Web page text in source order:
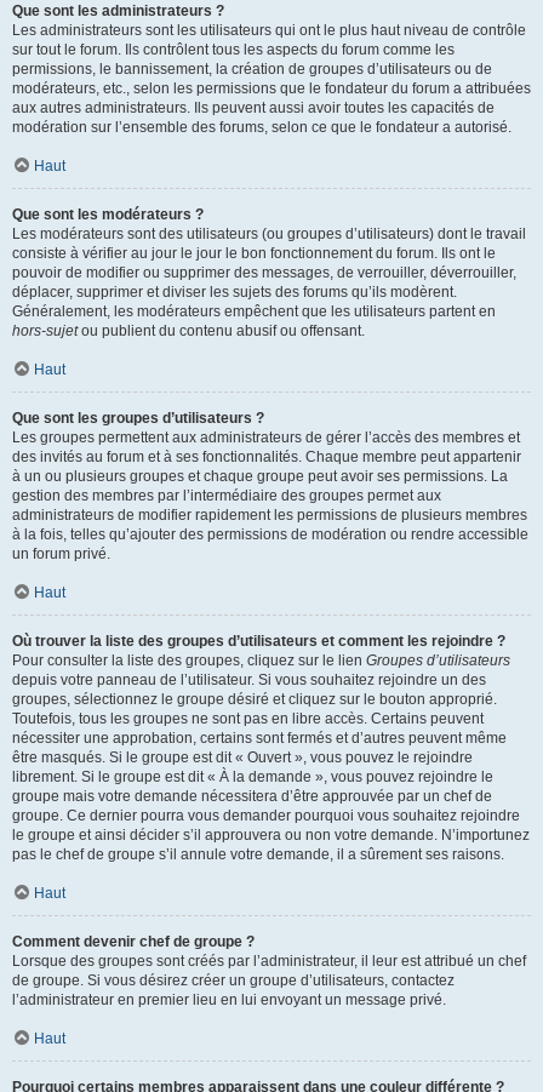
Que sont les administrateurs ?
Les administrateurs sont les utilisateurs qui ont le plus haut niveau de contrôle
sur tout le forum. Ils contrôlent tous les aspects du forum comme les
permissions, le bannissement, la création de groupes d’utilisateurs ou de
modérateurs, etc., selon les permissions que le fondateur du forum a attribuées
aux autres administrateurs. Ils peuvent aussi avoir toutes les capacités de
modération sur l’ensemble des forums, selon ce que le fondateur a autorisé.
Haut
Que sont les modérateurs ?
Les modérateurs sont des utilisateurs (ou groupes d’utilisateurs) dont le travail
consiste à vérifier au jour le jour le bon fonctionnement du forum. Ils ont le
pouvoir de modifier ou supprimer des messages, de verrouiller, déverrouiller,
déplacer, supprimer et diviser les sujets des forums qu’ils modèrent.
Généralement, les modérateurs empêchent que les utilisateurs partent en
hors-sujetou publient du contenu abusif ou offensant.
Haut
Que sont les groupes d’utilisateurs ?
Les groupes permettent aux administrateurs de gérer l’accès des membres et
des invités au forum et à ses fonctionnalités. Chaque membre peut appartenir
à un ou plusieurs groupes et chaque groupe peut avoir ses permissions. La
gestion des membres par l’intermédiaire des groupes permet aux
administrateurs de modifier rapidement les permissions de plusieurs membres
à la fois, telles qu’ajouter des permissions de modération ou rendre accessible
un forum privé.
Haut
Où trouver la liste des groupes d’utilisateurs et comment les rejoindre ?
Pour consulter la liste des groupes, cliquez sur le lien Groupes d’utilisateurs
depuis votre panneau de l’utilisateur. Si vous souhaitez rejoindre un des
groupes, sélectionnez le groupe désiré et cliquez sur le bouton approprié.
Toutefois, tous les groupes ne sont pas en libre accès. Certains peuvent
nécessiter une approbation, certains sont fermés et d’autres peuvent même
être masqués. Si le groupe est dit « Ouvert », vous pouvez le rejoindre
librement. Si le groupe est dit « À la demande », vous pouvez rejoindre le
groupe mais votre demande nécessitera d’être approuvée par un chef de
groupe. Ce dernier pourra vous demander pourquoi vous souhaitez rejoindre
le groupe et ainsi décider s’il approuvera ou non votre demande. N’importunez
pas le chef de groupe s’il annule votre demande, il a sûrement ses raisons.
Haut
Comment devenir chef de groupe ?
Lorsque des groupes sont créés par l’administrateur, il leur est attribué un chef
de groupe. Si vous désirez créer un groupe d’utilisateurs, contactez
l’administrateur en premier lieu en lui envoyant un message privé.
Haut
Pourquoi certains membres apparaissent dans une couleur différente ?